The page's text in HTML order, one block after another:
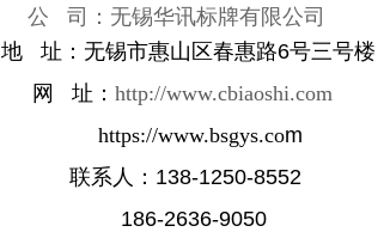
公 司：无锡华讯标牌有限公司
地 址：无锡市惠山区春惠路6号三号楼
网 址： http://www.cbiaoshi.com
https://www.bsgys.com
联系人：138-1250-8552
186-2636-9050